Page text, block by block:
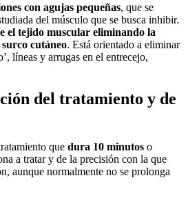
con agujas pequeñas, que se
del músculo que se busca inhibir.
el tejido muscular eliminando la
cutáneo. Está orientado a eliminar
líneas y arrugas en el entrecejo,
del tratamiento y de
que dura 10 minutos o
a tratar y de la precisión con la que
aunque normalmente no se prolonga